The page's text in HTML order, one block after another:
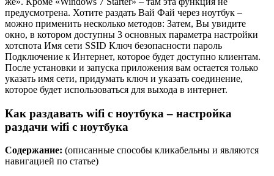
предусмотрена. Хотите раздать Вай Фай через ноутбук –
можно применить несколько методов: Затем, Вы увидите
окно, в котором доступны 3 основных параметра настройки
хотспота Имя сети SSID Ключ безопасности пароль
Подключение к Интернет, которое будет доступно клиентам.
После установки и запуска приложения вам остается только
указать имя сети, придумать ключ и указать соединение,
которое будет использоваться для выхода в интернет.
Как раздавать wifi с ноутбука – настройка
раздачи wifi с ноутбука
Содержание: (описанные способы кликабельны и являются
навигацией по статье)